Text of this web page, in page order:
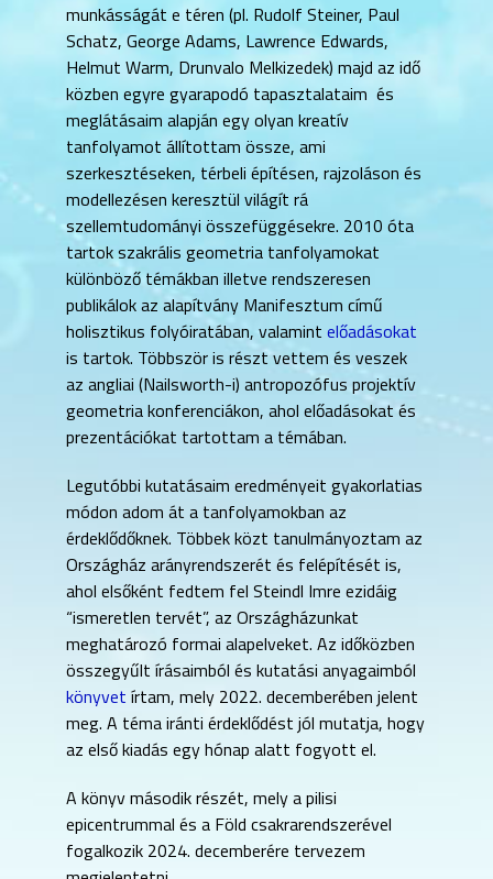
munkásságát e téren (pl. Rudolf Steiner, Paul
Schatz, George Adams, Lawrence Edwards,
Helmut Warm, Drunvalo Melkizedek) majd az idő
közben egyre gyarapodó tapasztalataim és
meglátásaim alapján egy olyan kreatív
tanfolyamot állítottam össze, ami
szerkesztéseken, térbeli építésen, rajzoláson és
modellezésen keresztül világít rá
szellemtudományi összefüggésekre. 2010 óta
tartok szakrális geometria tanfolyamokat
különböző témákban illetve rendszeresen
publikálok az alapítvány Manifesztum című
holisztikus folyóiratában, valamint előadásokat
is tartok. Többször is részt vettem és veszek
az angliai (Nailsworth-i) antropozófus projektív
geometria konferenciákon, ahol előadásokat és
prezentációkat tartottam a témában.
Legutóbbi kutatásaim eredményeit gyakorlatias
módon adom át a tanfolyamokban az
érdeklődőknek. Többek közt tanulmányoztam az
Országház arányrendszerét és felépítését is,
ahol elsőként fedtem fel Steindl Imre ezidáig
“ismeretlen tervét”, az Országházunkat
meghatározó formai alapelveket. Az időközben
összegyűlt írásaimból és kutatási anyagaimból
könyvet írtam, mely 2022. decemberében jelent
meg. A téma iránti érdeklődést jól mutatja, hogy
az első kiadás egy hónap alatt fogyott el.
A könyv második részét, mely a pilisi
epicentrummal és a Föld csakrarendszerével
fogalkozik 2024. decemberére tervezem